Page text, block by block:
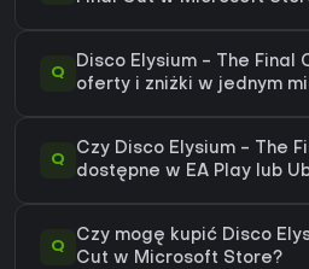
Q
Disco Elysium - The Final
oferty i zniżki w jednym
Q
Czy Disco Elysium - The
dostępne w EA Play lub
Q
Czy mogę kupić Disco
Cut w Microsoft Store?